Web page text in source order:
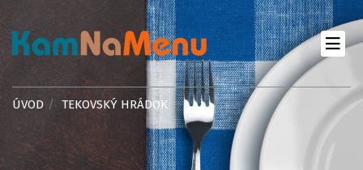
ÚVOD TEKOVSKÝ HRÁDOK